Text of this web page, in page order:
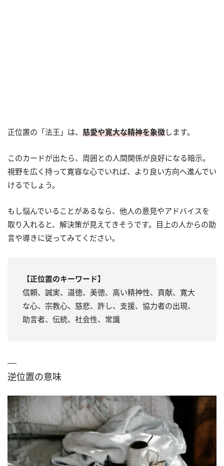
正位置の「法王」は、 慈愛や寛大な精神を象徴します。
このカードが出たら、周囲との人間関係が良好になる暗示。
視野を広く持って寛容な心でいれば、より良い方向へ進んでい
けるでしょう。
もし悩んでいることがあるなら、他人の意見やアドバイスを
取り入れると、解決策が見えてきそうです。目上の人からの助
言や導きに従ってみてください。
【正位置のキーワード】
信頼、誠実、道徳、美徳、高い精神性、貢献、寛大
な心、宗教心、慈悲、許し、支援、協力者の出現、
助言者、伝統、社会性、常識
逆位置の意味